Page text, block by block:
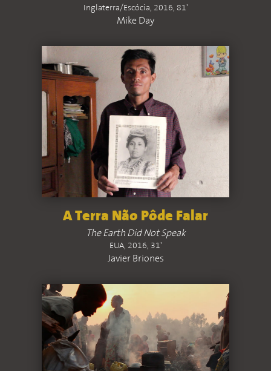
Inglaterra/Escócia, 2016, 81'
Mike Day
A Terra Não Pôde Falar
The Earth Did Not Speak
EUA, 2016, 31'
Javier Briones